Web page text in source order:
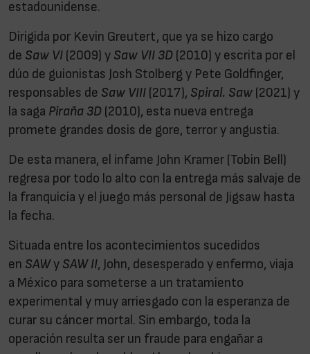
estadounidense.
Dirigida por Kevin Greutert, que ya se hizo cargo
de Saw VI (2009) y Saw VII 3D (2010) y escrita por el
dúo de guionistas Josh Stolberg y Pete Goldfinger,
responsables de Saw VIII (2017), Spiral. Saw (2021) y
la saga Piraña 3D (2010), esta nueva entrega
promete grandes dosis de gore, terror y angustia.
De esta manera, el infame John Kramer (Tobin Bell)
regresa por todo lo alto con la entrega más salvaje de
la franquicia y el juego más personal de Jigsaw hasta
la fecha.
Situada entre los acontecimientos sucedidos
en SAW y SAW II, John, desesperado y enfermo, viaja
a México para someterse a un tratamiento
experimental y muy arriesgado con la esperanza de
curar su cáncer mortal. Sin embargo, toda la
operación resulta ser un fraude para engañar a